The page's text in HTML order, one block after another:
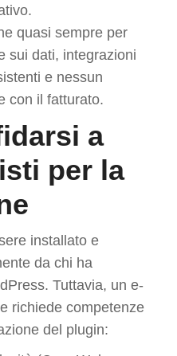
quasi sempre per
sui dati, integrazioni
e nessun
con il fatturato.
a
per la
installato e
da chi ha
Tuttavia, un e-
richiede competenze
del plugin: